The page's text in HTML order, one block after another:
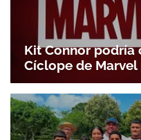
Kit Connor podría
Cíclope de Marvel